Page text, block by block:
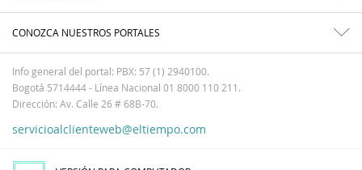
CONOZCA NUESTROS PORTALES
Info general del portal: PBX: 57 (1) 2940100.
Bogotá 5714444 - Línea Nacional 01 8000 110 211.
Dirección: Av. Calle 26 # 68B-70.
servicioalclienteweb@eltiempo.com